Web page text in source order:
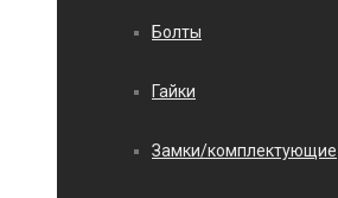
Болты
Гайки
Замки/комплектующие